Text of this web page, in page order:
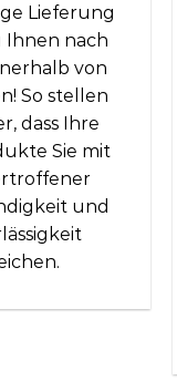
Lieferung
nach
von
So stellen
dass Ihre
Sie mit
und